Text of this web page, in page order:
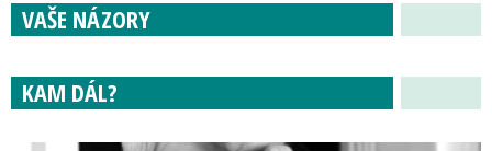
VAŠE NÁZORY
KAM DÁL?